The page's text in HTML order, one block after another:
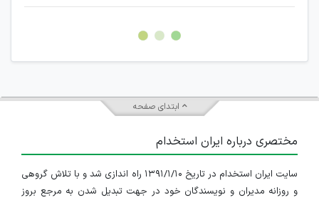
غیر مجاز می باشد.
امکان هماهنگی برای هرگونه ملاقات حضوری چه به صورت دسته
ابتدای صفحه
مختصری درباره ایران استخدام
سایت ایران استخدام در تاریخ ۱۳۹۱/۱/۱۰ راه اندازی شد و با تلاش گروهی
و روزانه مدیران و نویسندگان خود در جهت تبدیل شدن به مرجع بروز